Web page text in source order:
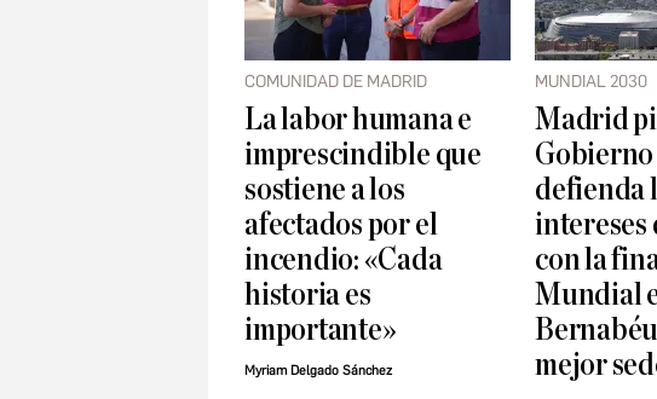
COMUNIDAD DE MADRID
La labor humana e
imprescindible que
sostiene a los
afectados por el
incendio: «Cada
historia es
importante»
Myriam Delgado Sánchez
MUNDIAL 2030
Madrid
Gobierno
defienda
intereses
con la
Mundial
mejor